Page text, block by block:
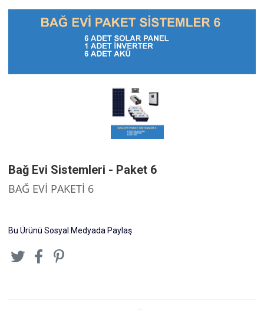
Bağ Evi Sistemleri - Paket 6
BAĞ EVİ PAKETİ 6
Bu Ürünü Sosyal Medyada Paylaş